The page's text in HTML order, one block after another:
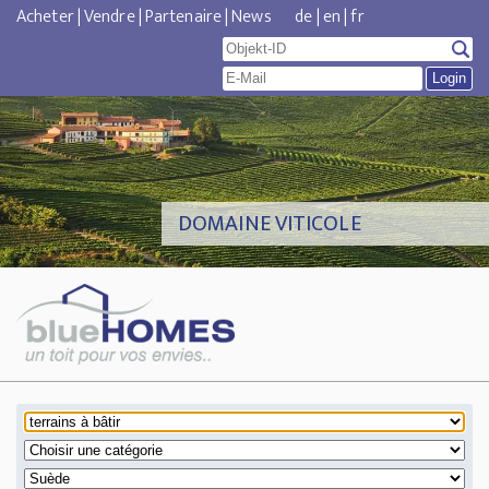
Acheter|Vendre|Partenaire|News de|en|fr
DOMAINE VITICOLE